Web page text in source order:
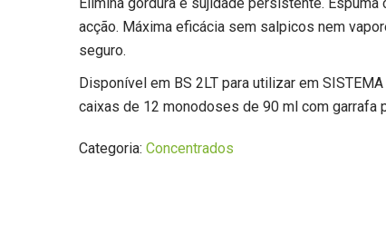
acção. Máxima eficácia sem salpicos nem
seguro.
Disponível em BS 2LT para utilizar em SISTEMA
caixas de 12 monodoses de 90 ml com garrafa
Categoria: Concentrados